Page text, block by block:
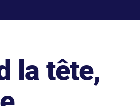
la tête,